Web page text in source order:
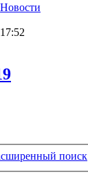
Новости
поиск